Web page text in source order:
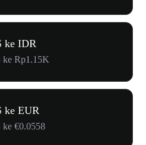
ke IDR
Rp1.15K
ke EUR
€0.0558